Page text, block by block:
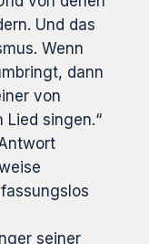
Und das
Wenn
dann
von
Lied singen.“
seiner